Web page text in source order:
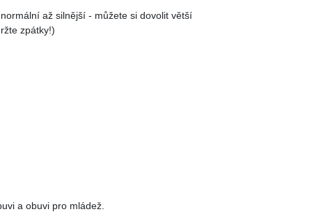
až silnější - můžete si dovolit větší
zpátky!)
a obuvi pro mládež.